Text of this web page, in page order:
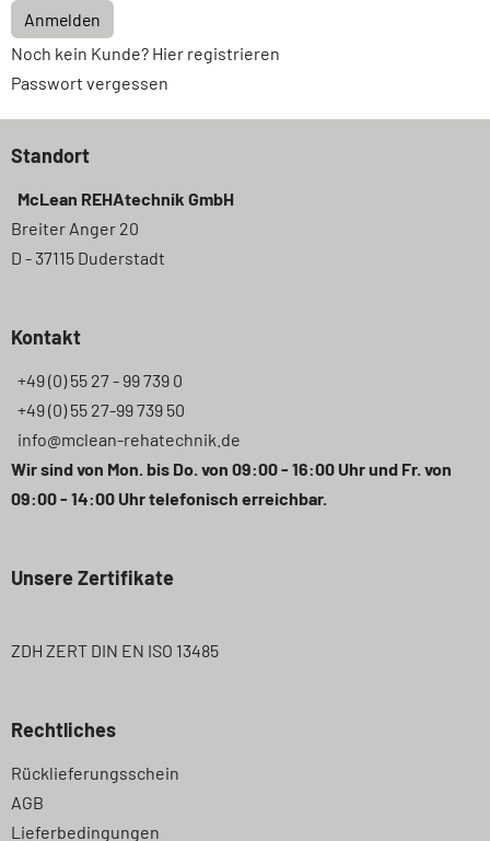
Anmelden
Noch kein Kunde? Hier registrieren
Passwort vergessen
Standort
McLean REHAtechnik GmbH
Breiter Anger 20
D - 37115 Duderstadt
Kontakt
+49 (0) 55 27 - 99 739 0
+49 (0) 55 27-99 739 50
info@mclean-rehatechnik.de
Wir sind von Mon. bis Do. von 09:00 - 16:00 Uhr und Fr. von
09:00 - 14:00 Uhr telefonisch erreichbar.
Unsere Zertifikate
ZDH ZERT DIN EN ISO 13485
Rechtliches
Navigation
überspringen
Rücklieferungsschein
AGB
Lieferbedingungen